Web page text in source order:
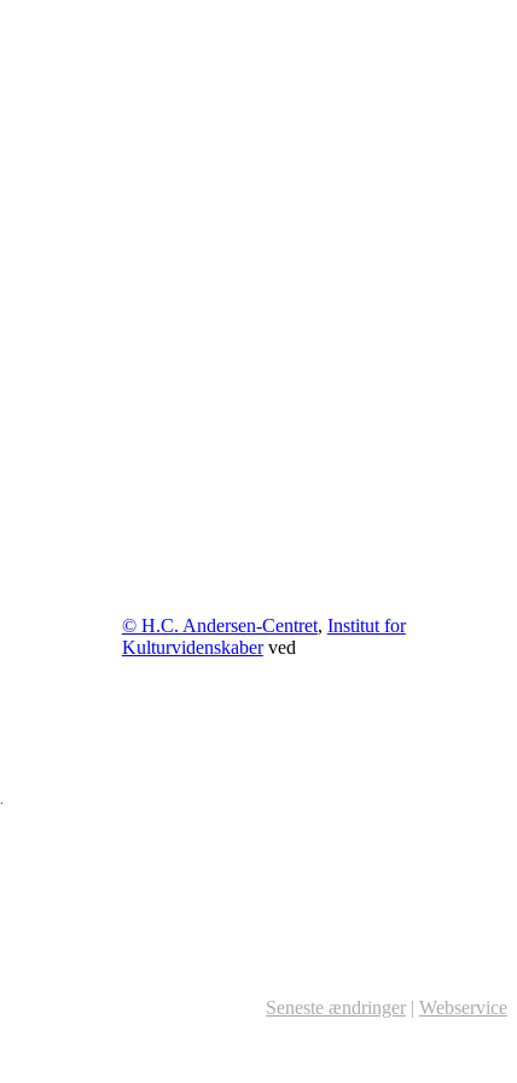
© H.C. Andersen-Centret, Institut for
Kulturvidenskaberved
Seneste ændringer | Webservice